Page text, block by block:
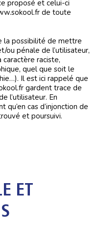
proposé et celui-ci
de toute
la possibilité de mettre
ou pénale de l’utilisateur,
raciste,
quel que soit le
Il est ici rappelé que
gardent trace de
l’utilisateur. En
cas d’injonction de
et poursuivi.
ET